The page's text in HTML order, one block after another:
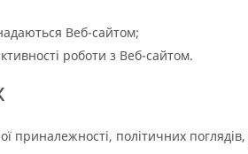
Веб-сайтом;
роботи з Веб-сайтом.
політичних